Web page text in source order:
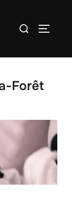
Rechercher :
Forêt